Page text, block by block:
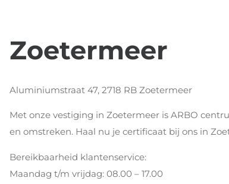
Zoetermeer
Aluminiumstraat 47, 2718 RB Zoetermeer
Met onze vestiging in Zoetermeer is ARBO
en omstreken. Haal nu je certificaat bij ons in
Bereikbaarheid klantenservice:
Maandag t/m vrijdag: 08.00 – 17.00